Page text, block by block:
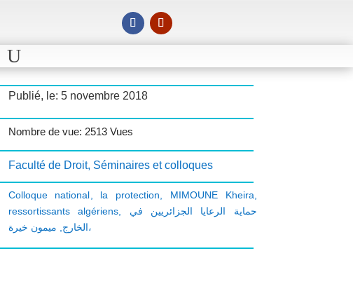
Publié, le: 5 novembre 2018
Nombre de vue: 2513 Vues
Faculté de Droit, Séminaires et colloques
Colloque national, la protection, MIMOUNE Kheira,
ressortissants algériens, حماية الرعايا الجزائريين في
الخارج, ميمون خيرة،